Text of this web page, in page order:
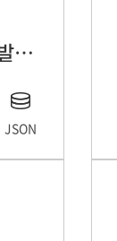
풍력 발전단지 풍속 및 발전량 예측 자료
JSON